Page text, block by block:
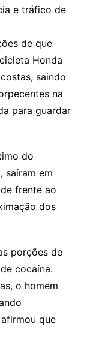
e tráfico de
de que
Honda
saindo
na
para guardar
do
saíram em
frente ao
dos
porções de
cocaína.
o homem
que